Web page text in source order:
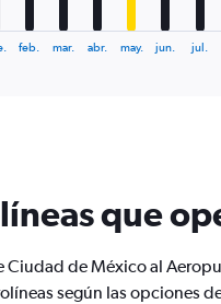
feb. mar. abr. may. jun. jul.
que
Ciudad de México al
según las